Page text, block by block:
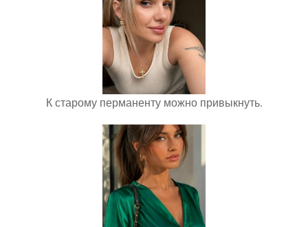
К старому перманенту можно привыкнуть.